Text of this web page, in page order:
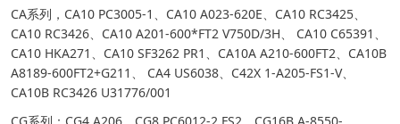
CA系列，CA10 PC3005-1、CA10 A023-620E、CA10 RC3425、
CA10 RC3426、CA10 A201-600*FT2 V750D/3H、 CA10 C65391、
CA10 HKA271、CA10 SF3262 PR1、CA10A A210-600FT2、CA10B
A8189-600FT2+G211、 CA4 US6038、C42X 1-A205-FS1-V、
CA10B RC3426 U31776/001